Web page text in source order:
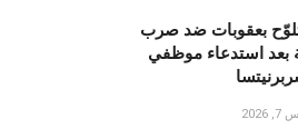
تلوّح بعقوبات ضد صرب
بعد استدعاء موظفي